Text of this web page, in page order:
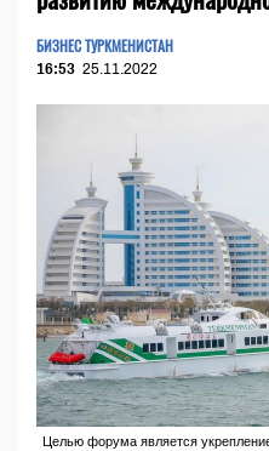
БИЗНЕС ТУРКМЕНИСТАН
16:53 25.11.2022
Целью форума является